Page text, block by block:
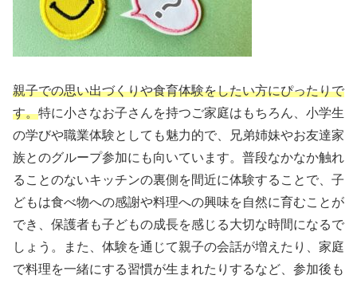
親子での思い出づくりや食育体験をしたい方にぴったりで
す。特に小さなお子さんを持つご家庭はもちろん、小学生
の学びや職業体験としても魅力的で、兄弟姉妹やお友達家
族とのグループ参加にも向いています。普段なかなか触れ
ることのないキッチンの裏側を間近に体験することで、子
どもは食べ物への感謝や料理への興味を自然に育むことが
でき、保護者も子どもの成長を感じる大切な時間になるで
しょう。また、体験を通じて親子の会話が増えたり、家庭
で料理を一緒にする習慣が生まれたりするなど、参加後も